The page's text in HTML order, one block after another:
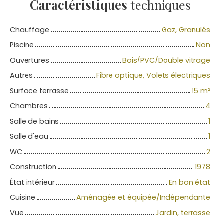
Caractéristiques techniques
Chauffage
Gaz, Granulés
Piscine
Non
Ouvertures
Bois/PVC/Double vitrage
Autres
Fibre optique, Volets électriques
Surface terrasse
15 m²
Chambres
4
Salle de bains
1
Salle d'eau
1
WC
2
Construction
1978
État intérieur
En bon état
Cuisine
Aménagée et équipée/Indépendante
Vue
Jardin, terrasse